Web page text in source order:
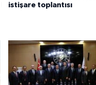
istişare toplantısı